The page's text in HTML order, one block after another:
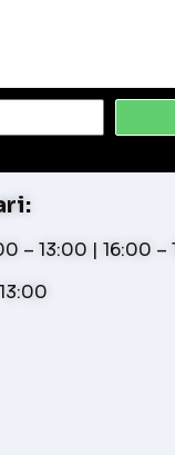
– 13:00 | 16:00 –